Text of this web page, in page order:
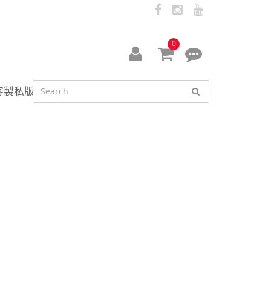
facebook
instagram
youtube
會
員
中
0
線
上
客
製私版